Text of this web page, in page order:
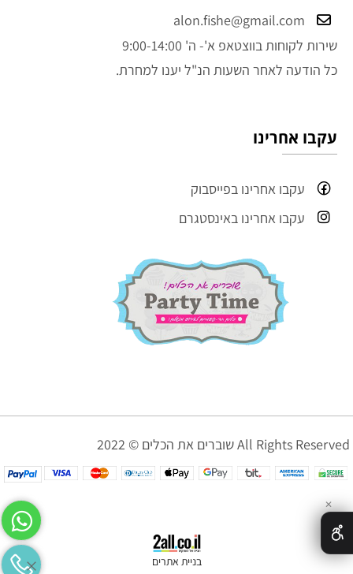
alon.fishe@gmail.com
שירות לקוחות בווצטאפ א'- ה' 9:00-14:00
כל הודעה לאחר השעות הנ"ל יענו למחרת.
עקבו אחרינו
עקבו אחרינו בפייסבוק
עקבו אחרינו באינסטגרם
שוברים את הכלים © 2022 All Rights Reserved
בניית אתרים
✕